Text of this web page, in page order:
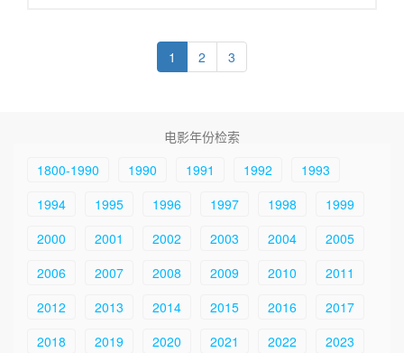
1 2 3
电影年份检索
1800-1990
1990 1991 1992
1993
1994
1995 1996 1997 1998
1999
2000
2001 2002 2003 2004
2005
2006
2007 2008 2009 2010
2011
2012
2013 2014 2015 2016
2017
2018
2019 2020 2021 2022 2023